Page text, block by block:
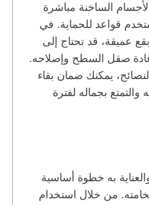
الساخنة مباشرة
قواعد للحماية. في
عميقة، قد تحتاج إلى
صقل السطح وإصلاحه.
يمكنك ضمان بقاء
بجماله لفترة
والعناية به خطوة أساسية
من خلال استخدام